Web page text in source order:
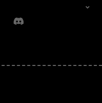
Discord